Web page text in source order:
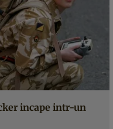
incape intr-un